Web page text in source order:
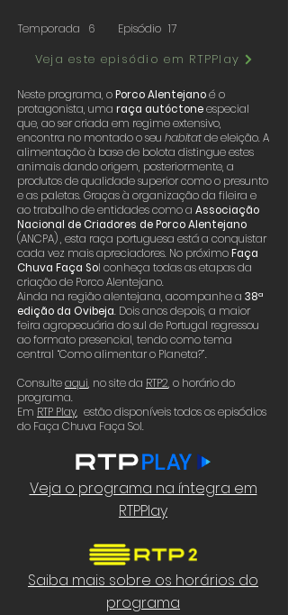
Temporada 6 Episódio 17
Veja este episódio em RTPPlay
Neste programa, oPorco Alentejanoé o
protagonista, uma raça autóctoneespecial
que, ao ser criada em regime extensivo,
encontra no montado o seu habitatde eleição. A
alimentação à base de bolota distingue estes
animais dando origem, posteriormente, a
produtos de qualidade superior como o presunto
e as paletas. Graças à organização da fileira e
ao trabalho de entidades como a Associação
Nacional de Criadores de Porco Alentejano
(ANCPA) , esta raça portuguesa está a conquistar
cada vez mais apreciadores. No próximoFaça
Chuva Faça Sol conheça todas as etapas da
criação de Porco Alentejano.
Ainda na região alentejana, acompanhe a 38ª
edição da Ovibeja. Dois anos depois, a maior
feira agropecuária do sul de Portugal regressou
ao formato presencial, tendo como tema
central “Como alimentar o Planeta?”.
Consulteaqui, no site da RTP2, o horário do
programa.
Em RTP Play, estão disponíveis todos os episódios
do Faça Chuva Faça Sol.
Veja o programa na íntegra em
RTPPlay
Saiba mais sobre os horários do
programa